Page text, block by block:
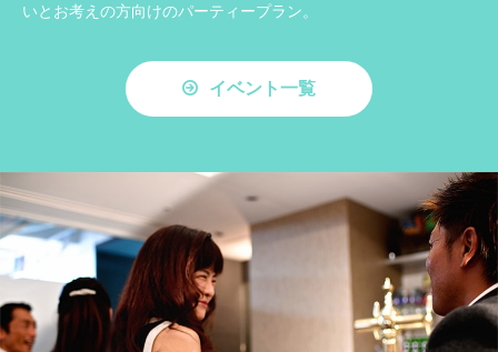
いとお考えの方向けのパーティープラン。
イベント一覧